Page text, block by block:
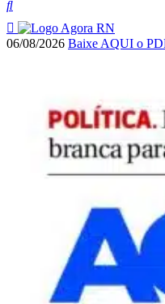
06/08/2026 Baixe AQUI o